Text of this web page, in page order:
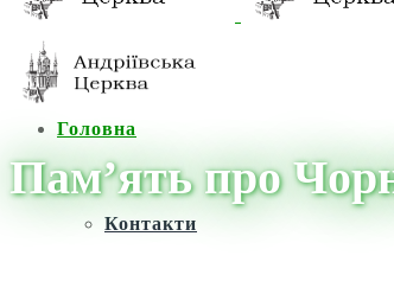
Головна
Контакти
Пам’ять про